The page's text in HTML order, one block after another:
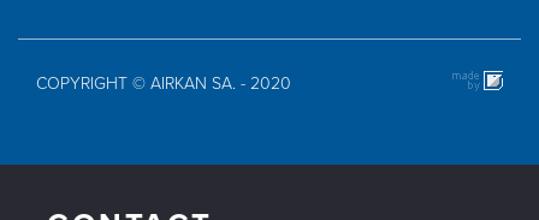
COPYRIGHT © AIRKAN SA. - 2020